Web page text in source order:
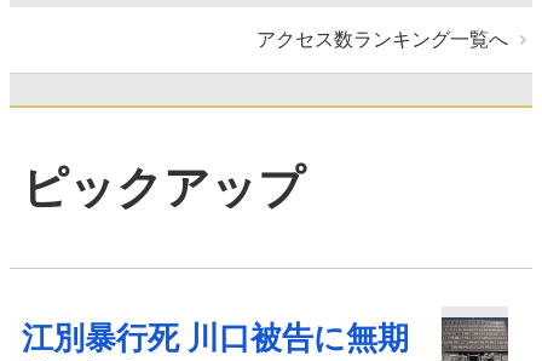
アクセス数ランキング一覧へ
ピックアップ
江別暴行死 川口被告に無期